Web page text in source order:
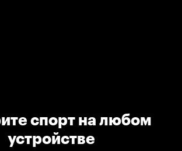
спорт на любом
устройстве